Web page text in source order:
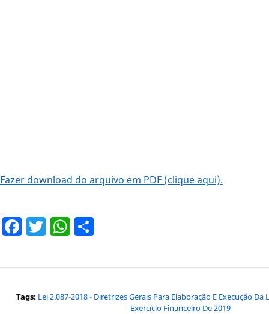
Fazer download do arquivo em PDF (clique aqui).
Facebook
TwitterWhatsApp
Tags: Lei 2.087-2018 - Diretrizes Gerais Para Elaboração E Execução
Exercício Financeiro De 2019